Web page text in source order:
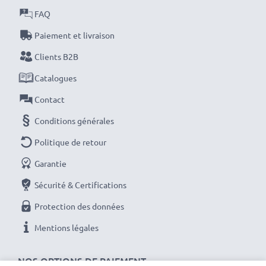
!
NOS OPTIONS DE PAIEMENT
FAQ
Paiement et livraison
Clients B2B
Catalogues
Contact
Conditions générales
Politique de retour
Garantie
Sécurité & Certifications
Protection des données
Mentions légales